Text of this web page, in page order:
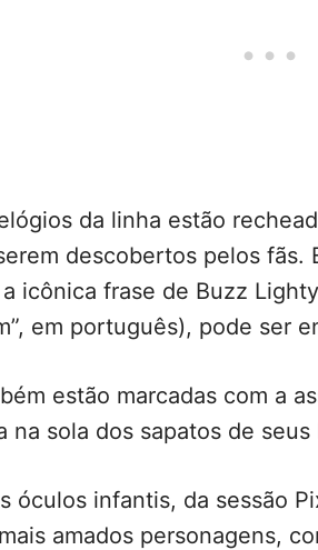
da linha estão
descobertos pelos fãs.
icônica frase de Buzz
em português), pode ser
estão marcadas com a
na sola dos sapatos de
óculos infantis, da sessão
amados personagens,